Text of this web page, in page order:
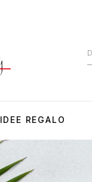
IDEE REGALO